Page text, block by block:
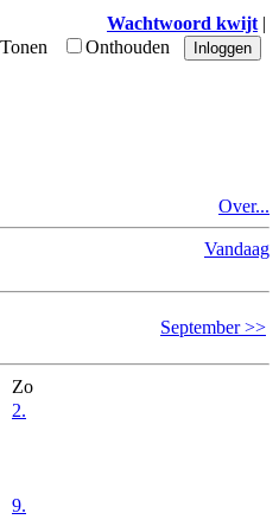
Wachtwoord kwijt |
Tonen Onthouden
Over...
Vandaag
September >>
Zo
2.
9.